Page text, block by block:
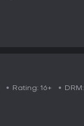
Rating: 16+ DRM: